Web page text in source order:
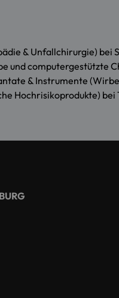
& Unfallchirurgie) bei
computergestützte
& Instrumente
Hochrisikoprodukte) bei